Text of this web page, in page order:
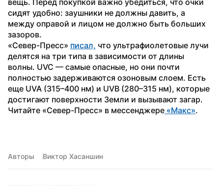
сидят удобно: заушники не должны давить, а
между оправой и лицом не должно быть больших
зазоров.
«Север-Пресс» писал, что ультрафиолетовые лучи
делятся на три типа в зависимости от длины
волны. UVC — самые опасные, но они почти
полностью задерживаются озоновым слоем. Есть
еще UVA (315–400 нм) и UVB (280–315 нм), которые
достигают поверхности Земли и вызывают загар.
Читайте «Север-Пресс» в мессенджере «Макс».
Авторы Виктор Хасаншин